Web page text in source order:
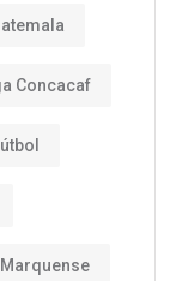
Concacaf
Marquense